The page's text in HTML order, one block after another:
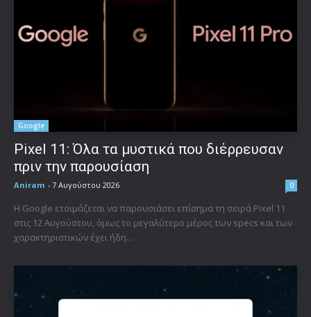
Google
Pixel 11: Όλα τα μυστικά που διέρρευσαν
πριν την παρουσίαση
Aniram - 7 Αυγούστου 2026 0
Η Google ετοιμάζεται να παρουσιάσει επίσημα τη σειρά Pixel 11
στις 12 Αυγούστου, όμως το μεγαλύτερο μέρος των specs και των
χαρακτηριστικών έχει ήδη...